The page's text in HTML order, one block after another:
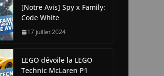
[Notre Avis] Spy x Family:
Code White
17 juillet 2024
LEGO dévoile la LEGO
Technic McLaren P1